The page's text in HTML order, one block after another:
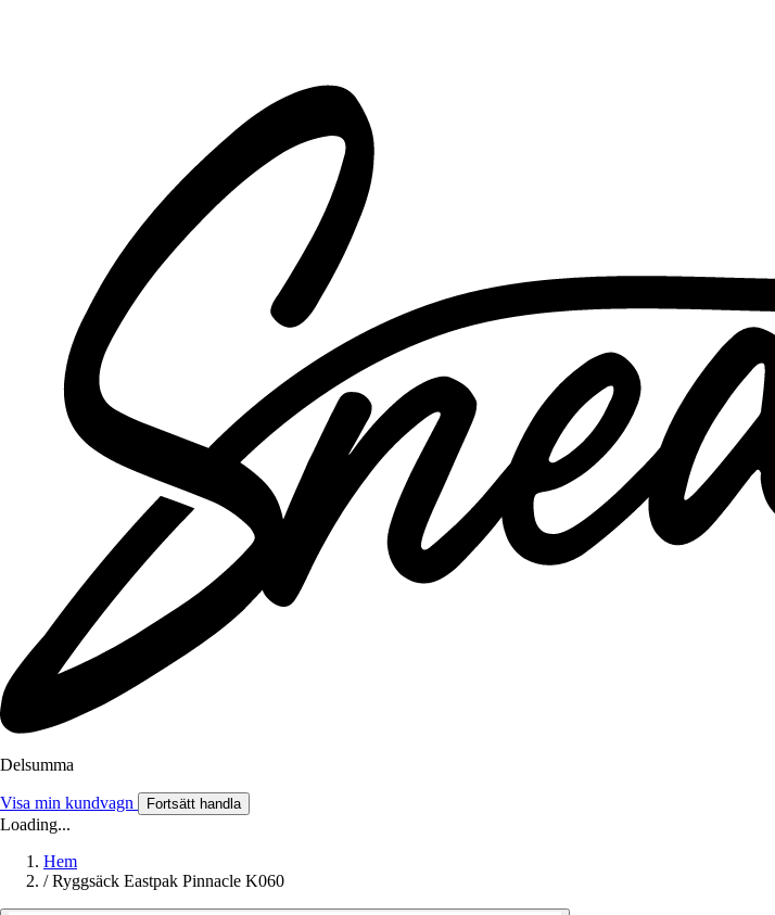
Delsumma
Visa min kundvagn Fortsätt handla
Loading...
Hem
/ Ryggsäck Eastpak Pinnacle K060